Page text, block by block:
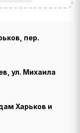
пер.
ул. Михаила
Харьков и